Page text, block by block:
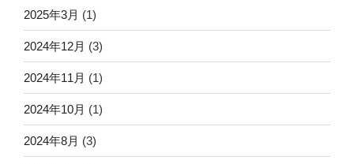
2025年3月 (1)
2024年12月 (3)
2024年11月 (1)
2024年10月 (1)
2024年8月 (3)